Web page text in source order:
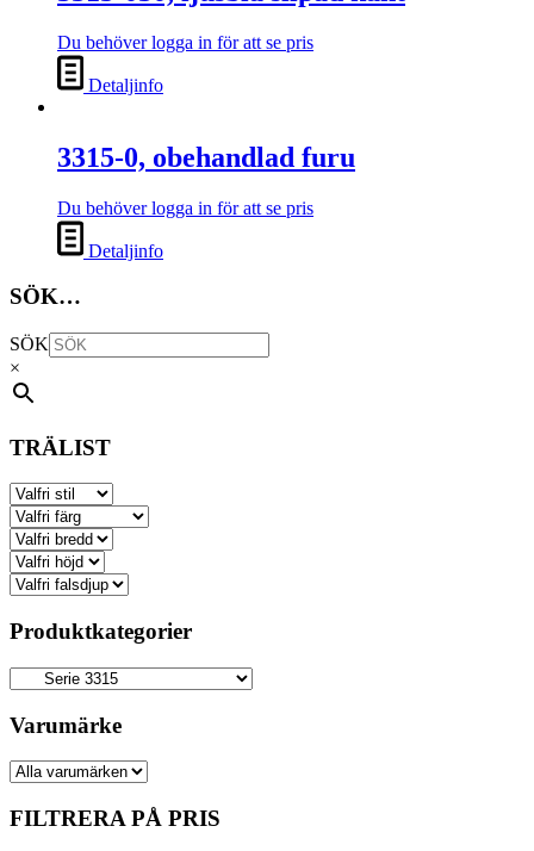
Du behöver logga in för att se pris
Detaljinfo
3315-0, obehandlad furu
Du behöver logga in för att se pris
Detaljinfo
SÖK…
SÖK
×
TRÄLIST
Produktkategorier
Varumärke
FILTRERA PÅ PRIS